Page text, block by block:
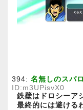
394: 名無しのスパ
ID:m3UPisvX0
鉄壁はドロシーア
最終的には避ける